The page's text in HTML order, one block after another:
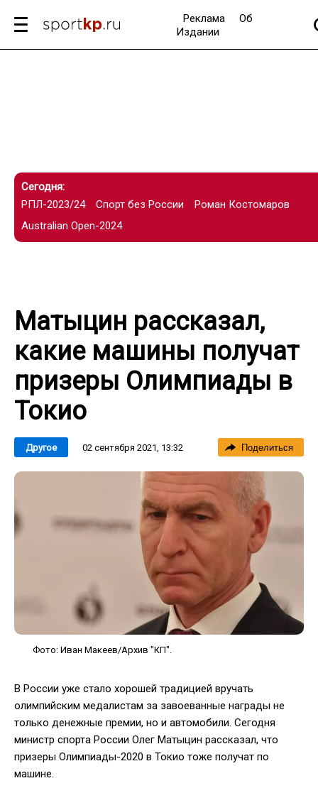
Реклама
Об
Издании
Сегодня:
РПЛ-2023/24
Спорт без России
Роман Костомаров
Australian Open-2024
Матыцин рассказал,
какие машины получат
призеры Олимпиады в
Токио
Другое 02 сентября 2021, 13:32 Поделиться
Фото: Иван Макеев/Архив "КП".
В России уже стало хорошей традицией вручать
олимпийским медалистам за завоеванные награды не
только денежные премии, но и автомобили. Сегодня
министр спорта России Олег Матыцин рассказал, что
призеры Олимпиады-2020 в Токио тоже получат по
машине.